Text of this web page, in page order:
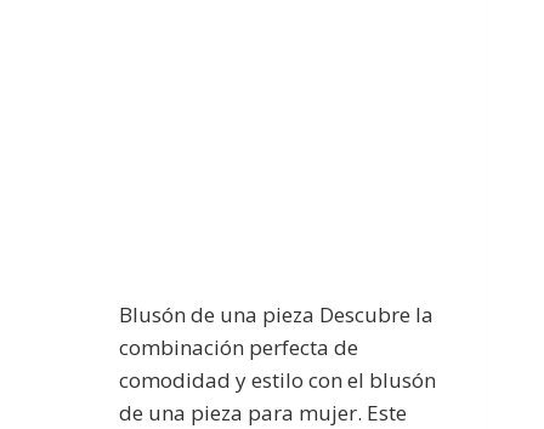
Blusón de una pieza Descubre la
combinación perfecta de
comodidad y estilo con el blusón
de una pieza para mujer. Este